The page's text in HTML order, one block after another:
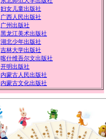
东北师范大学出版社
妇女儿童出版社
广西人民出版社
广州出版社
黑龙江美术出版社
湖北少年出版社
吉林大学出版社
喀什维吾尔文出版社
开明出版社
内蒙古人民出版社
内蒙古文化出版社
陕西旅游出版社
西北农林科技大学出版社
现代出版社
新疆美术摄影出版
新疆美术摄影出版社